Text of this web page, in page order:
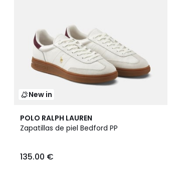
New in
POLO RALPH LAUREN
Zapatillas de piel Bedford PP
135.00 €